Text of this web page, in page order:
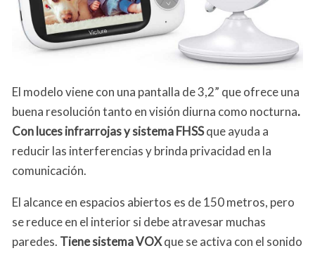
El modelo viene con una pantalla de 3,2” que ofrece una
buena resolución tanto en visión diurna como nocturna.
Con luces infrarrojas y sistema FHSSque ayuda a
reducir las interferencias y brinda privacidad en la
comunicación.
El alcance en espacios abiertos es de 150 metros, pero
se reduce en el interior si debe atravesar muchas
paredes. Tiene sistema VOXque se activa con el sonido